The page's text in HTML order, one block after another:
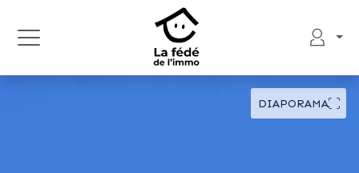
DIAPORAMA